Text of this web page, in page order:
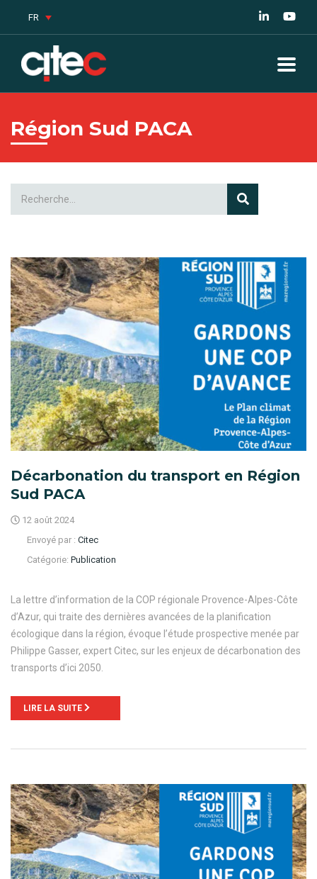
FR
Région Sud PACA
Décarbonation du transport en Région
Sud PACA
12 août 2024
Envoyé par : Citec
Catégorie: Publication
La lettre d’information de la COP régionale Provence-Alpes-Côte
d’Azur, qui traite des dernières avancées de la planification
écologique dans la région, évoque l’étude prospective menée par
Philippe Gasser, expert Citec, sur les enjeux de décarbonation des
transports d’ici 2050.
LIRE LA SUITE